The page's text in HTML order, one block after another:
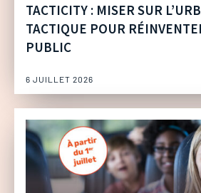
TACTICITY : MISER SUR
TACTIQUE POUR
PUBLIC
6 JUILLET 2026